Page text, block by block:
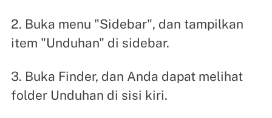
2. Buka menu "Sidebar", dan tampilkan
item "Unduhan" di sidebar.
3. Buka Finder, dan Anda dapat melihat
folder Unduhan di sisi kiri.